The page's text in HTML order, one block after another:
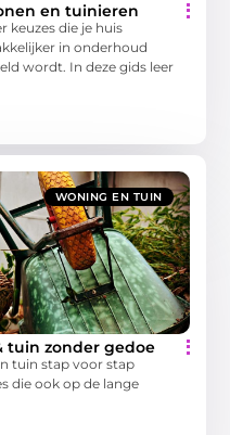
en tuinieren
keuzes die je huis
in onderhoud
wordt. In deze gids leer
WONING EN TUIN
tuin zonder gedoe
tuin stap voor stap
die ook op de lange